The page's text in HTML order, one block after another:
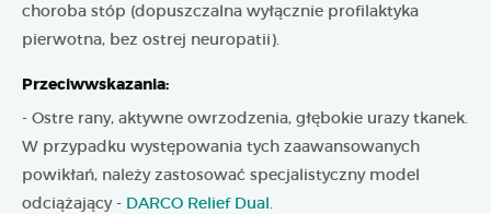
choroba stóp (dopuszczalna wyłącznie profilaktyka
pierwotna, bez ostrej neuropatii).
Przeciwwskazania:
- Ostre rany, aktywne owrzodzenia, głębokie urazy tkanek.
W przypadku występowania tych zaawansowanych
powikłań, należy zastosować specjalistyczny model
odciążający - DARCO Relief Dual.